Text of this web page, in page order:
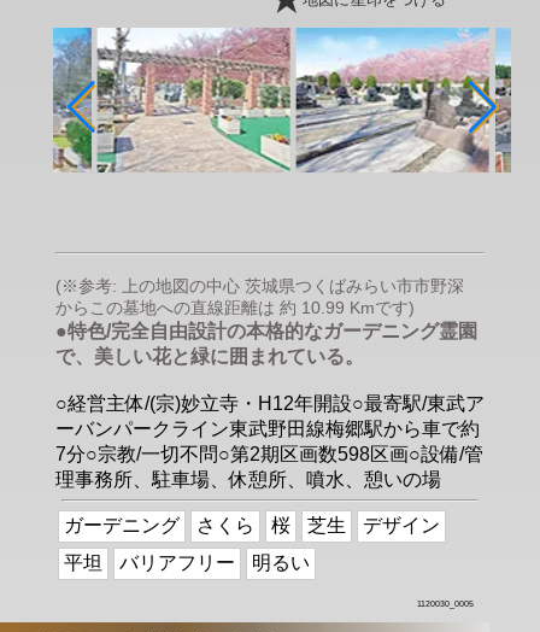
(※参考: 上の地図の中心 茨城県つくばみらい市市野深
からこの墓地への直線距離は 約 10.99 Kmです)
●特色/完全自由設計の本格的なガーデニング霊園
で、美しい花と緑に囲まれている。
○経営主体/(宗)妙立寺・H12年開設○最寄駅/東武ア
ーバンパークライン東武野田線梅郷駅から車で約
7分○宗教/一切不問○第2期区画数598区画○設備/管
理事務所、駐車場、休憩所、噴水、憩いの場
ガーデニング さくら 桜 芝生
デザイン
平坦
バリアフリー 明るい
1120030_0005